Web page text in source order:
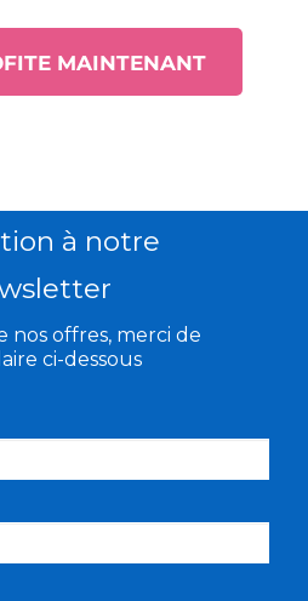
MAINTENANT
à notre
offres, merci de
ci-dessous